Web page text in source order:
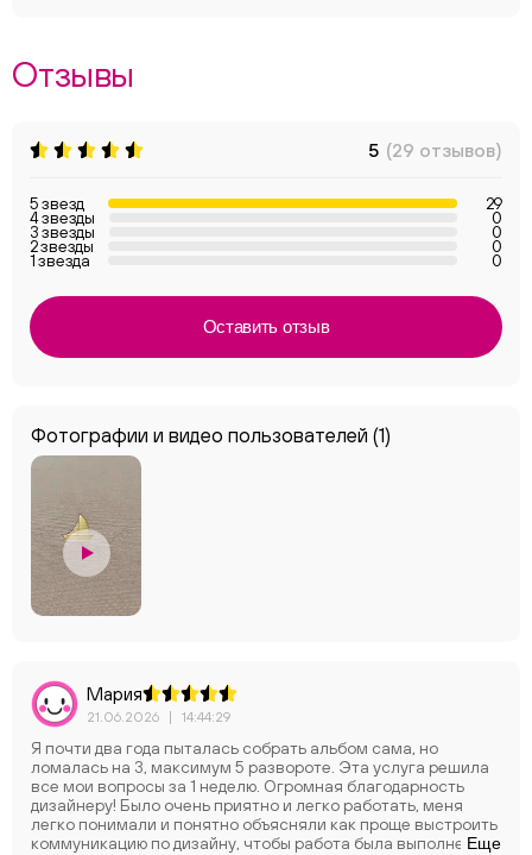
Отзывы
Фотографии и видео пользователей (1)
5 (29 отзывов)
5 звезд 29
4 звезды 0
3 звезды 0
2 звезды 0
1 звезда 0
Оставить отзыв
Мария
21.06.2026 | 14:44:29
Я почти два года пыталась собрать альбом сама, но
ломалась на 3, максимум 5 развороте. Эта услуга решила
все мои вопросы за 1 неделю. Огромная благодарность
дизайнеру! Было очень приятно и легко работать, меня
легко понимали и понятно объясняли как проще выстроить
коммуникацию по дизайну, чтобы работа была выполненаЕще